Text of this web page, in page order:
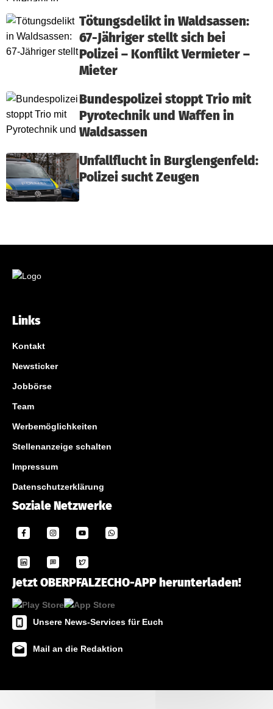
Tötungsdelikt in Waldsassen:
67-Jähriger stellt sich bei
Polizei – Konflikt Vermieter –
Mieter
Bundespolizei stoppt Trio mit
Pyrotechnik und Waffen in
Waldsassen
Unfallflucht in Burglengenfeld:
Polizei sucht Zeugen
Links
Kontakt
Newsticker
Jobbörse
Team
Werbemöglichkeiten
Stellenanzeige schalten
Impressum
Datenschutzerklärung
Soziale Netzwerke
Jetzt OBERPFALZECHO-APP herunterladen!
Unsere News-Services für Euch
Mail an die Redaktion